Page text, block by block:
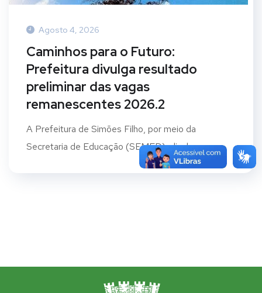
Agosto 4, 2026
Caminhos para o Futuro:
Prefeitura divulga resultado
preliminar das vagas
remanescentes 2026.2
A Prefeitura de Simões Filho, por meio da
Secretaria de Educação (SEMED), divulga o...